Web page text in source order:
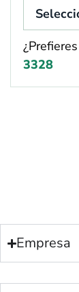
3328
Empresa